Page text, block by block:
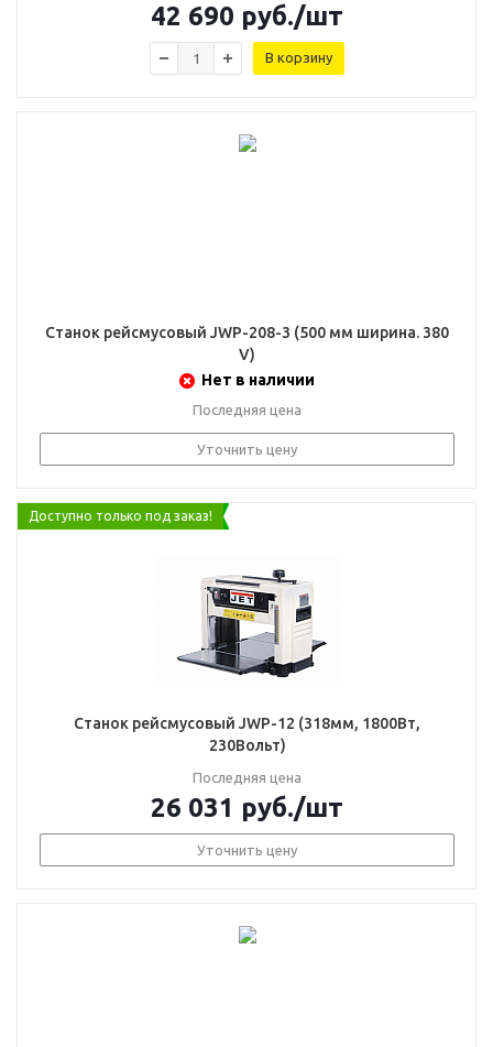
42 690 руб./шт
В корзину
Станок рейсмусовый JWP-208-3 (500 мм ширина. 380
V)
Нет в наличии
Последняя цена
Уточнить цену
Доступно только под заказ!
Станок рейсмусовый JWP-12 (318мм, 1800Вт,
230Вольт)
Последняя цена
26 031 руб./шт
Уточнить цену